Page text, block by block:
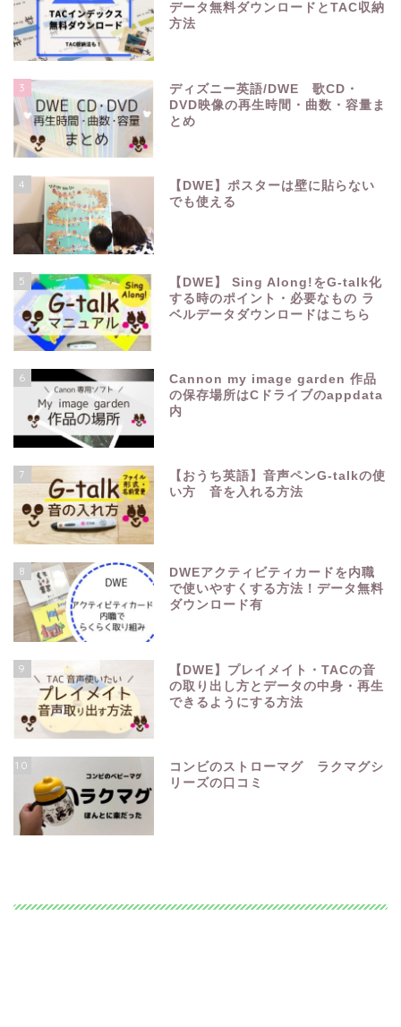
データ無料ダウンロードとTAC収納
方法
3
ディズニー英語/DWE 歌CD・
DVD映像の再生時間・曲数・容量ま
とめ
4
【DWE】ポスターは壁に貼らない
でも使える
5
【DWE】 Sing Along!をG-talk化
する時のポイント・必要なもの ラ
ベルデータダウンロードはこちら
6
Cannon my image garden 作品
の保存場所はCドライブのappdata
内
7
【おうち英語】音声ペンG-talkの使
い方 音を入れる方法
8
DWEアクティビティカードを内職
で使いやすくする方法！データ無料
ダウンロード有
9
【DWE】プレイメイト・TACの音
の取り出し方とデータの中身・再生
できるようにする方法
10
コンビのストローマグ ラクマグシ
リーズの口コミ